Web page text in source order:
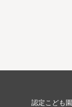
認定こども園